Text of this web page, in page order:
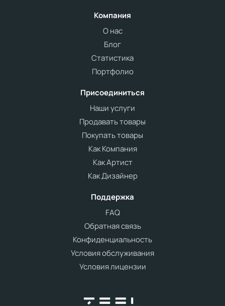
Компания
О нас
Блог
Статистика
Портфолио
Присоединиться
Наши услуги
Продавать товары
Покупать товары
Как Компания
Как Артист
Как Дизайнер
Поддержка
FAQ
Обратная связь
Конфиденциальность
Условия обслуживания
Условия лицензии